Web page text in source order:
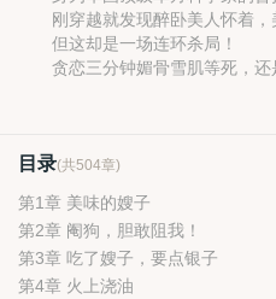
刚穿越就发现醉卧美人怀着，
但这却是一场连环杀局！
贪恋三分钟媚骨雪肌等死，还
目录(共504章)
第1章 美味的嫂子
第2章 阉狗，胆敢阻我！
第3章 吃了嫂子，要点银子
第4章 火上浇油